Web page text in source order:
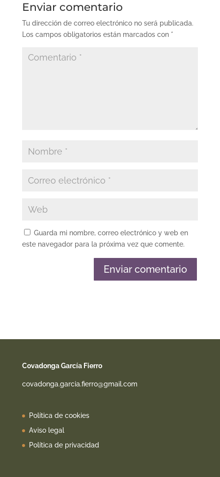
Enviar comentario
Tu dirección de correo electrónico no será publicada.
Los campos obligatorios están marcados con *
Guarda mi nombre, correo electrónico y web en
este navegador para la próxima vez que comente.
Covadonga García Fierro
covadonga.garcia.fierro@gmail.com
Política de cookies
Aviso legal
Política de privacidad